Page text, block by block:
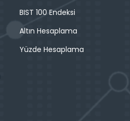
BIST 100 Endeksi
Altın Hesaplama
Yüzde Hesaplama